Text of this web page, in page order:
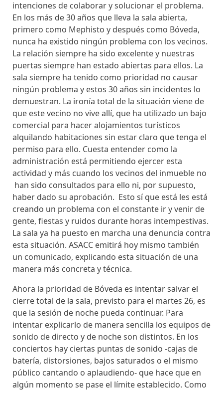
intenciones de colaborar y solucionar el problema.
En los más de 30 años que lleva la sala abierta,
primero como Mephisto y después como Bóveda,
nunca ha existido ningún problema con los vecinos.
La relación siempre ha sido excelente y nuestras
puertas siempre han estado abiertas para ellos. La
sala siempre ha tenido como prioridad no causar
ningún problema y estos 30 años sin incidentes lo
demuestran. La ironía total de la situación viene de
que este vecino no vive allí, que ha utilizado un bajo
comercial para hacer alojamientos turísticos
alquilando habitaciones sin estar claro que tenga el
permiso para ello. Cuesta entender como la
administración está permitiendo ejercer esta
actividad y más cuando los vecinos del inmueble no
han sido consultados para ello ni, por supuesto,
haber dado su aprobación. Esto sí que está les está
creando un problema con el constante ir y venir de
gente, fiestas y ruidos durante horas intempestivas.
La sala ya ha puesto en marcha una denuncia contra
esta situación. ASACC emitirá hoy mismo también
un comunicado, explicando esta situación de una
manera más concreta y técnica.
Ahora la prioridad de Bóveda es intentar salvar el
cierre total de la sala, previsto para el martes 26, es
que la sesión de noche pueda continuar. Para
intentar explicarlo de manera sencilla los equipos de
sonido de directo y de noche son distintos. En los
conciertos hay ciertas puntas de sonido -cajas de
batería, distorsiones, bajos saturados o el mismo
público cantando o aplaudiendo- que hace que en
algún momento se pase el límite establecido. Como